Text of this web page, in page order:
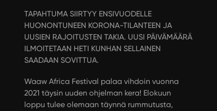
TAPAHTUMA SIIRTYY ENSIVUODELLE
HUONONTUNEEN KORONA-TILANTEEN JA
UUSIEN RAJOITUSTEN TAKIA. UUSI PÄIVÄMÄÄRÄ
ILMOITETAAN HETI KUNHAN SELLAINEN
SAADAAN SOVITTUA.
Waaw Africa Festival palaa vihdoin vuonna
2021 täysin uuden ohjelman kera! Elokuun
loppu tulee olemaan täynnä rummutusta,